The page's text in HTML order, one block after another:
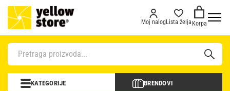
Moj nalogLista želja Korpa
KATEGORIJE BRENDOVI